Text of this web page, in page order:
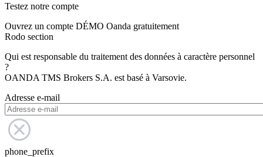
Testez notre compte
Ouvrez un compte DÉMO Oanda gratuitement
Rodo section
Qui est responsable du traitement des données à caractère personnel
?
OANDA TMS Brokers S.A. est basé à Varsovie.
Adresse e-mail
phone_prefix